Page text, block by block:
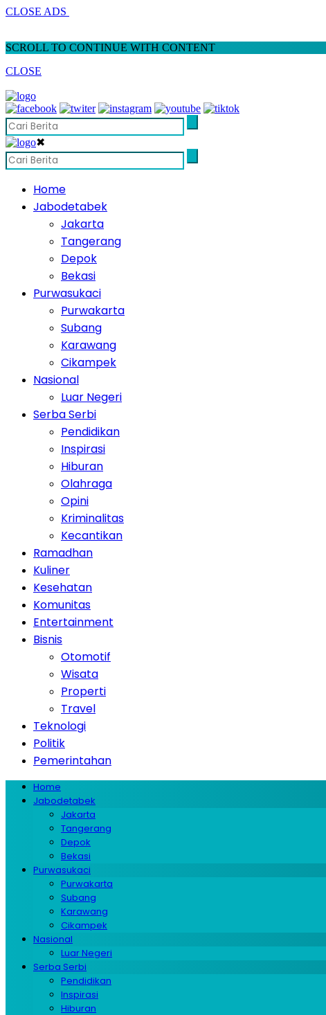
CLOSE ADS
SCROLL TO CONTINUE WITH CONTENT
CLOSE
✖
Home
Jabodetabek
Jakarta
Tangerang
Depok
Bekasi
Purwasukaci
Purwakarta
Subang
Karawang
Cikampek
Nasional
Luar Negeri
Serba Serbi
Pendidikan
Inspirasi
Hiburan
Olahraga
Opini
Kriminalitas
Kecantikan
Ramadhan
Kuliner
Kesehatan
Komunitas
Entertainment
Bisnis
Otomotif
Wisata
Properti
Travel
Teknologi
Politik
Pemerintahan
Home
Jabodetabek
Jakarta
Tangerang
Depok
Bekasi
Purwasukaci
Purwakarta
Subang
Karawang
Cikampek
Nasional
Luar Negeri
Serba Serbi
Pendidikan
Inspirasi
Hiburan